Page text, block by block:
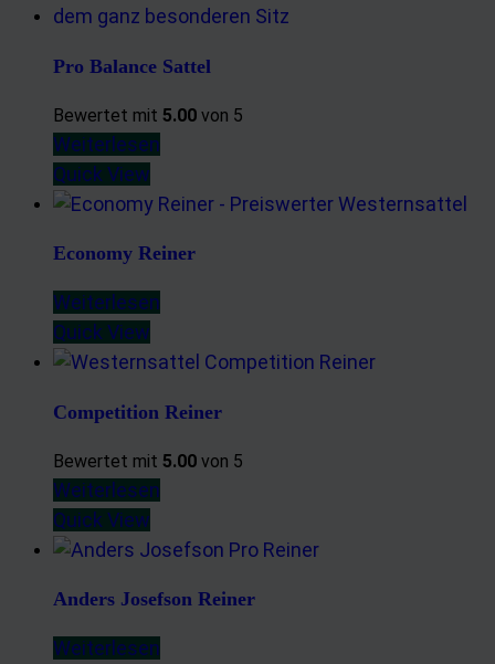
Pro Balance Sattel
Bewertet mit 5.00 von 5
Weiterlesen
Quick View
Economy Reiner
Weiterlesen
Quick View
Competition Reiner
Bewertet mit 5.00 von 5
Weiterlesen
Quick View
Anders Josefson Reiner
Weiterlesen
Entwicklung und Verbesserung der Angebote
Verwendung genauer Standortdaten
Endgeräteeigenschaften zur Identifikation aktiv abfragen